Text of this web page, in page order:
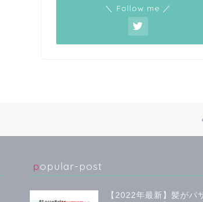
＼ Follow me ／
popular-post
【2022年最新】髪がパ